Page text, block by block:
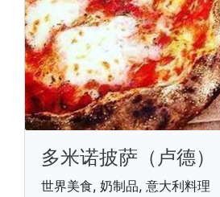
多米诺披萨（卢德）
世界美食, 奶制品, 意大利料理